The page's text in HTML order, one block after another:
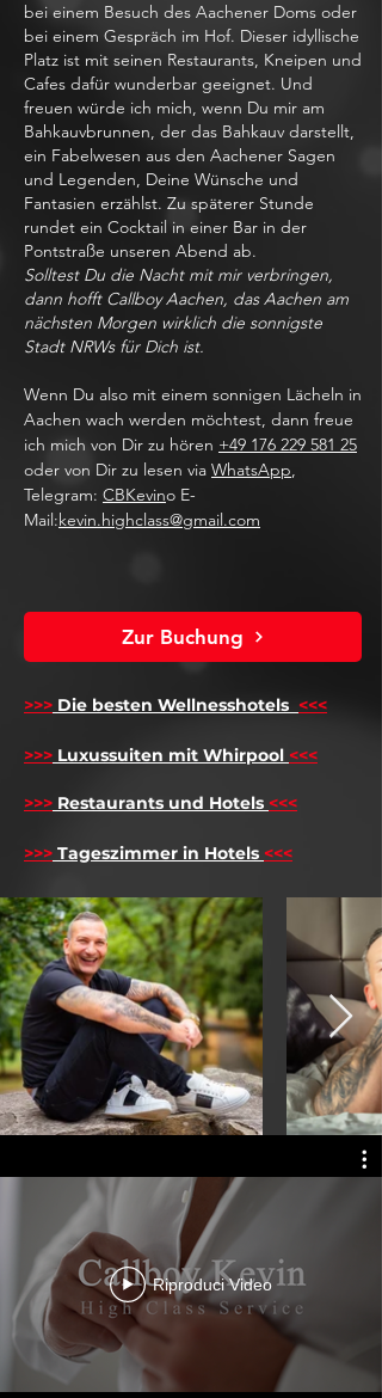
bei einem Besuch des Aachener Doms oder
bei einem Gespräch im Hof. Dieser idyllische
Platz ist mit seinen Restaurants, Kneipen und
Cafes dafür wunderbar geeignet. Und
freuen würde ich mich, wenn Du mir am
Bahkauvbrunnen, der das Bahkauv darstellt,
ein Fabelwesen aus den Aachener Sagen
und Legenden, Deine Wünsche und
Fantasien erzählst. Zu späterer Stunde
rundet ein Cocktail in einer Bar in der
Pontstraße unseren Abend ab.
Solltest Du die Nacht mit mir verbringen,
dann hofft Callboy Aachen, das Aachen am
nächsten Morgen wirklich die sonnigste
Stadt NRWs für Dich ist.
Wenn Du also mit einem sonnigen Lächeln in
Aachen wach werden möchtest, dann freue
ich mich von Dir zu hören +49 176 229 581 25
oder von Dir zu lesen via WhatsApp,
Telegram: CBKevino E-
Mail:kevin.highclass@gmail.com
Zur Buchung
>>> Die besten Wellnesshotels <<<
>>> Luxussuiten mit Whirpool <<<
>>> Restaurants und Hotels <<<
>>> Tageszimmer in Hotels <<<
Riproduci Video